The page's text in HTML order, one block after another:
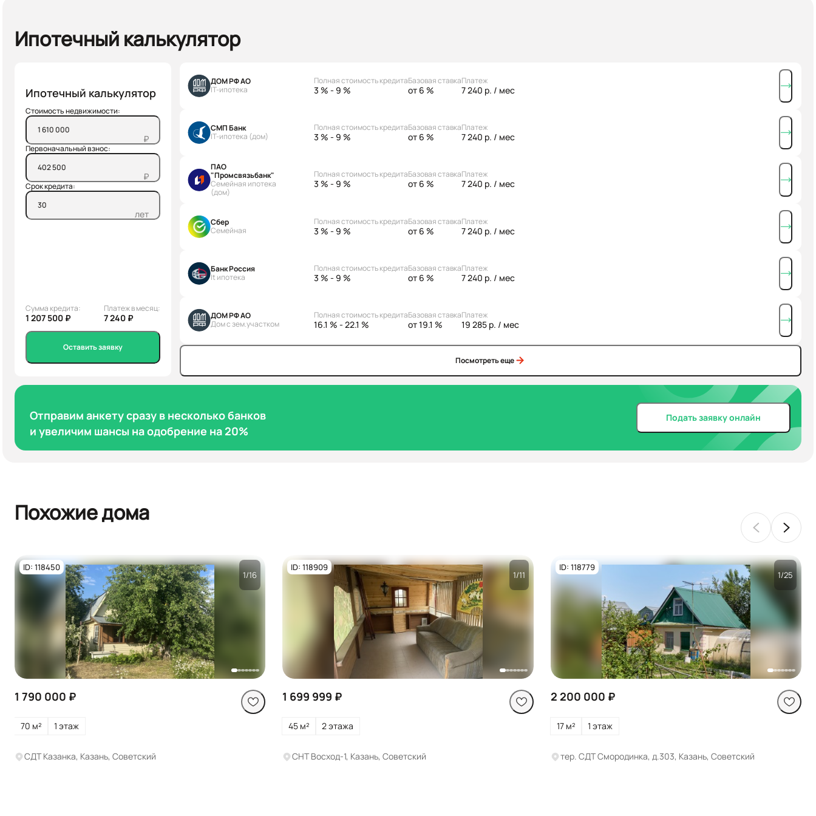
Ипотечный калькулятор
Ипотечный калькулятор
Стоимость недвижимости:
₽
Первоначальный взнос:
₽
Срок кредита:
лет
Сумма кредита:
1 207 500 ₽
Платеж в месяц:
7 240 ₽
Оставить заявку
ДОМ РФ АО
IT-ипотека
Полная стоимость кредита
3 % - 9 %
Базовая ставка
от 6 %
Платеж
7 240 р. / мес
СМП Банк
IT-ипотека (дом)
Полная стоимость кредита
3 % - 9 %
Базовая ставка
от 6 %
Платеж
7 240 р. / мес
ПАО
"Промсвязьбанк"
Семейная ипотека
(дом)
Полная стоимость кредита
3 % - 9 %
Базовая ставка
от 6 %
Платеж
7 240 р. / мес
Сбер
Семейная
Полная стоимость кредита
3 % - 9 %
Базовая ставка
от 6 %
Платеж
7 240 р. / мес
Банк Россия
It ипотека
Полная стоимость кредита
3 % - 9 %
Базовая ставка
от 6 %
Платеж
7 240 р. / мес
ДОМ РФ АО
Дом с зем.участком
Полная стоимость кредита
16.1 % - 22.1 %
Базовая ставка
от 19.1 %
Платеж
19 285 р. / мес
Посмотреть еще
Отправим анкету сразу в несколько банков
и увеличим шансы на одобрение на 20%
Подать заявку онлайн
Похожие дома
Посмотреть все
фото
ID: 118450
1/16
1 790 000 ₽
70 м² 1 этаж
СДТ Казанка, Казань, Советский
Посмотреть все
фото
ID: 118909
1/11
1 699 999 ₽
45 м² 2 этажа
СНТ Восход-1, Казань, Советский
Посмотреть все
фото
ID: 118779
1/25
2 200 000 ₽
17 м² 1 этаж
тер. СДТ Смородинка, д.303, Казань, Советский